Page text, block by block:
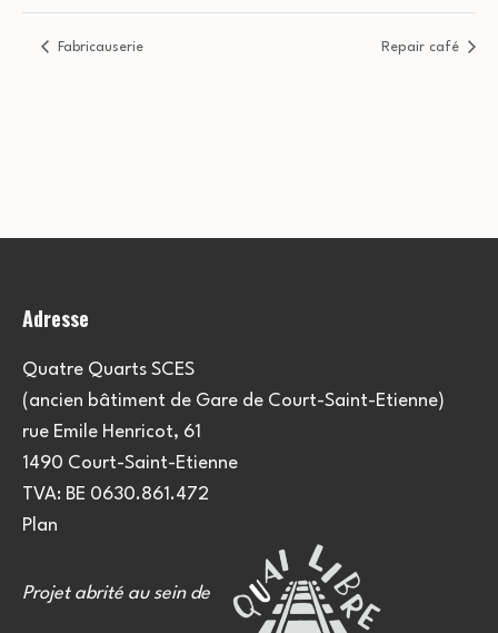
Fabricauserie Repair café
Adresse
Quatre Quarts SCES
(ancien bâtiment de Gare de Court-Saint-Etienne)
rue Emile Henricot, 61
1490 Court-Saint-Etienne
TVA: BE 0630.861.472
Plan
Projet abrité au sein de